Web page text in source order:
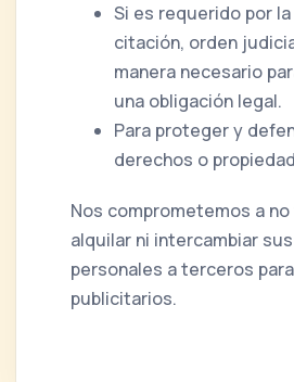
Si es requerido por
citación, orden
manera necesario
una obligación legal.
Para proteger y
derechos o
Nos comprometemos a no
alquilar ni intercambiar
personales a terceros
publicitarios.